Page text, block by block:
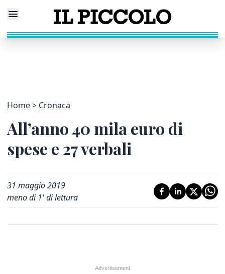
Home Cronaca
All’anno 40 mila euro di
spese e 27 verbali
31 maggio 2019
meno di 1' di lettura